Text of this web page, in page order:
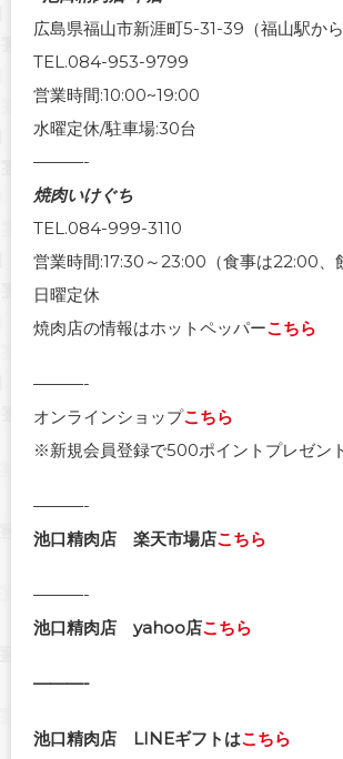
広島県福山市新涯町5-31-39（福山駅から
TEL.084-953-9799
営業時間:10:00~19:00
水曜定休/駐車場:30台
———-
焼肉いけぐち
TEL.084-999-3110
営業時間:17:30～23:00（食事は22:00、
日曜定休
焼肉店の情報はホットペッパーこちら
———-
オンラインショップこちら
※新規会員登録で500ポイントプレゼン
———-
池口精肉店 楽天市場店こちら
———-
池口精肉店 yahoo店こちら
———-
池口精肉店 LINEギフトはこちら